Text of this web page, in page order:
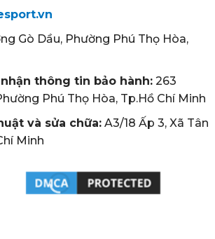
Gò Dầu, Phường Phú Thọ Hòa,
thông tin bảo hành: 263
Phú Thọ Hòa, Tp.Hồ Chí Minh
và sửa chữa: A3/18 Ấp 3, Xã Tân
Minh